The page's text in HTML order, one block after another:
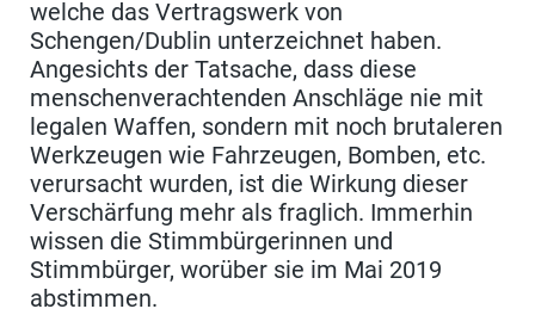
welche das Vertragswerk von
Schengen/Dublin unterzeichnet haben.
Angesichts der Tatsache, dass diese
menschenverachtenden Anschläge nie mit
legalen Waffen, sondern mit noch brutaleren
Werkzeugen wie Fahrzeugen, Bomben, etc.
verursacht wurden, ist die Wirkung dieser
Verschärfung mehr als fraglich. Immerhin
wissen die Stimmbürgerinnen und
Stimmbürger, worüber sie im Mai 2019
abstimmen.